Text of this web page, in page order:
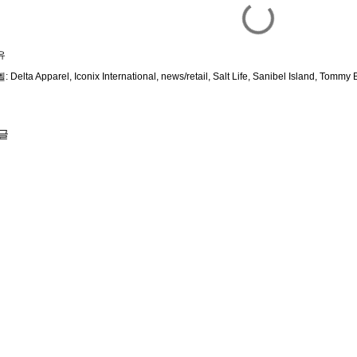
: Delta Apparel Iconix International news/retail Salt Life Sanibel Island Tommy